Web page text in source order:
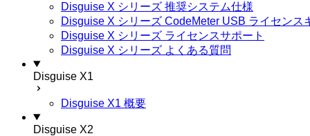
Disguise X シリーズ 推奨システム仕様
Disguise X シリーズ CodeMeter USB ライセンス
Disguise X シリーズ ライセンスサポート
Disguise X シリーズ よくある質問
Disguise X1
Disguise X1 概要
Disguise X2